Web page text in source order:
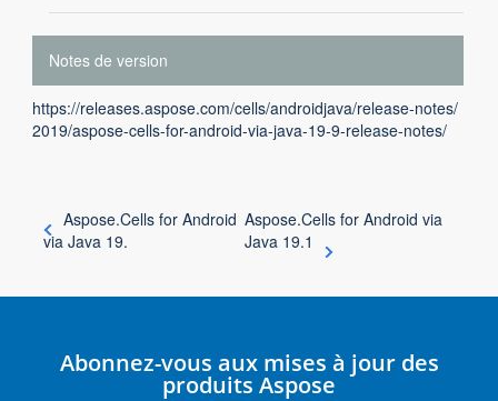
Notes de version
https://releases.aspose.com/cells/androidjava/release-notes/
2019/aspose-cells-for-android-via-java-19-9-release-notes/
Aspose.Cells for Android
via Java 19.
Aspose.Cells for Android via
Java 19.1
Abonnez-vous aux mises à jour des
produits Aspose